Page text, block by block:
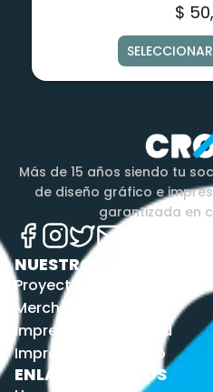
$
Más de 15 años siendo tu
de diseño gráfico e
garantizada en
NUESTROS SERVICIOS
Proyectos
Merchandising
Impresión por unidad
Impresión por metro
ENLACES RÁPIDOS